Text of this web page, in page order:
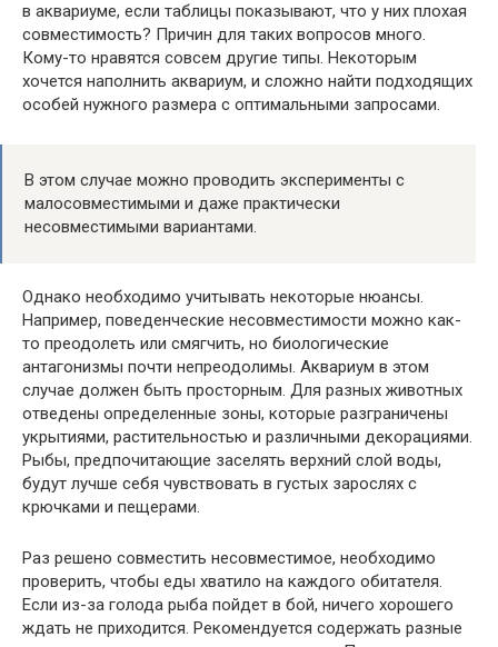
в аквариуме, если таблицы показывают, что у них плохая
совместимость? Причин для таких вопросов много.
Кому-то нравятся совсем другие типы. Некоторым
хочется наполнить аквариум, и сложно найти подходящих
особей нужного размера с оптимальными запросами.
В этом случае можно проводить эксперименты с
малосовместимыми и даже практически
несовместимыми вариантами.
Однако необходимо учитывать некоторые нюансы.
Например, поведенческие несовместимости можно как-
то преодолеть или смягчить, но биологические
антагонизмы почти непреодолимы. Аквариум в этом
случае должен быть просторным. Для разных животных
отведены определенные зоны, которые разграничены
укрытиями, растительностью и различными декорациями.
Рыбы, предпочитающие заселять верхний слой воды,
будут лучше себя чувствовать в густых зарослях с
крючками и пещерами.
Раз решено совместить несовместимое, необходимо
проверить, чтобы еды хватило на каждого обитателя.
Если из-за голода рыба пойдет в бой, ничего хорошего
ждать не приходится. Рекомендуется содержать разные